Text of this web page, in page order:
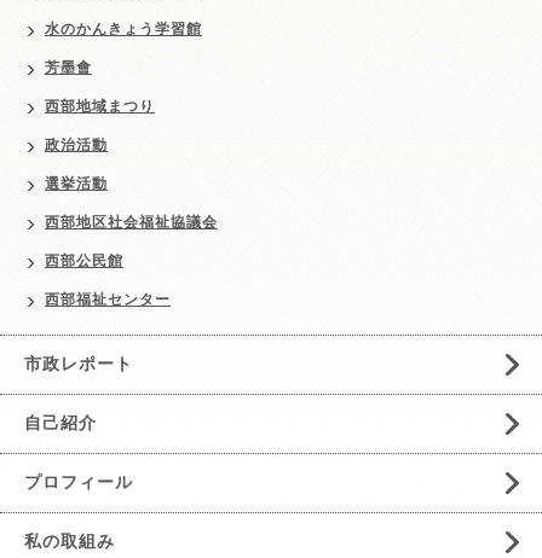
水のかんきょう学習館
芳墨會
西部地域まつり
政治活動
選挙活動
西部地区社会福祉協議会
西部公民館
西部福祉センター
市政レポート
自己紹介
プロフィール
私の取組み